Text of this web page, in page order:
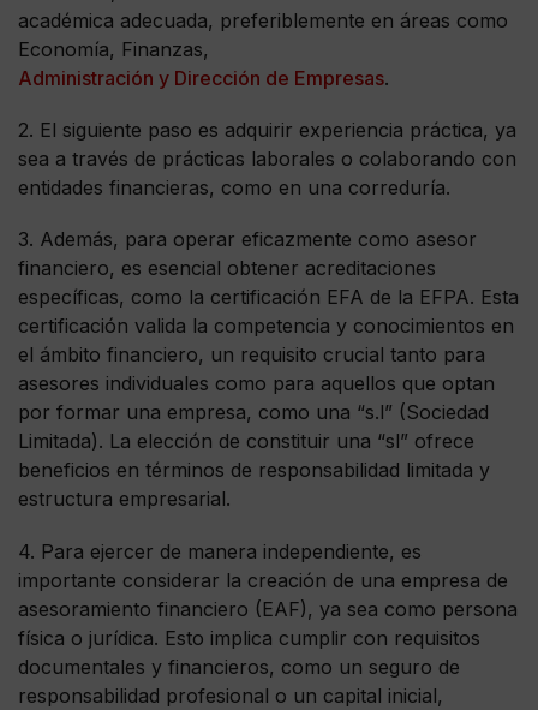
académica adecuada, preferiblemente en áreas como
Economía, Finanzas,
Administración y Dirección de Empresas.
2. El siguiente paso es adquirir experiencia práctica, ya
sea a través de prácticas laborales o colaborando con
entidades financieras, como en una correduría.
3. Además, para operar eficazmente como asesor
financiero, es esencial obtener acreditaciones
específicas, como la certificación EFA de la EFPA. Esta
certificación valida la competencia y conocimientos en
el ámbito financiero, un requisito crucial tanto para
asesores individuales como para aquellos que optan
por formar una empresa, como una “s.l” (Sociedad
Limitada). La elección de constituir una “sl” ofrece
beneficios en términos de responsabilidad limitada y
estructura empresarial.
4. Para ejercer de manera independiente, es
importante considerar la creación de una empresa de
asesoramiento financiero (EAF), ya sea como persona
física o jurídica. Esto implica cumplir con requisitos
documentales y financieros, como un seguro de
responsabilidad profesional o un capital inicial,